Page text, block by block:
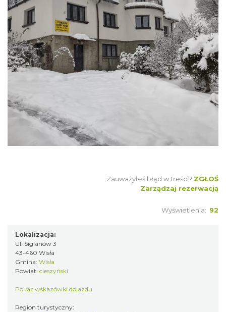
Zauważyłeś błąd w treści? ZGŁOŚ
Zarządzaj rezerwacją
Wyświetlenia: 92
Lokalizacja:
Ul. Siglanów 3
43-460 Wisła
Gmina: Wisła
Powiat: cieszyński
Pokaż wskazówki dojazdu
Region turystyczny: